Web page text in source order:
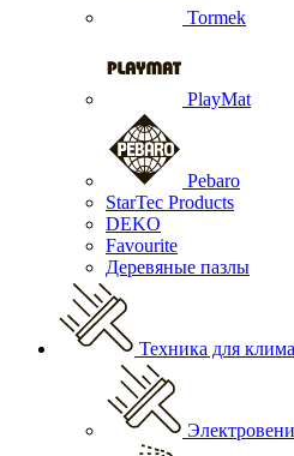
Tormek
PlayMat
Pebaro
StarTec Products
DEKO
Favourite
Деревяные пазлы
Техника для